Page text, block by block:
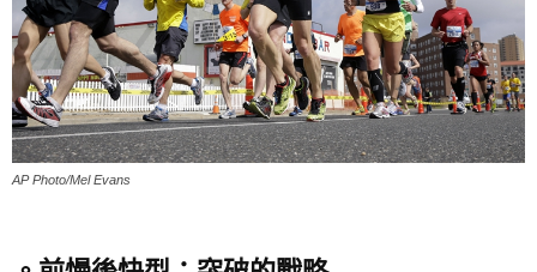
AP Photo/Mel Evans